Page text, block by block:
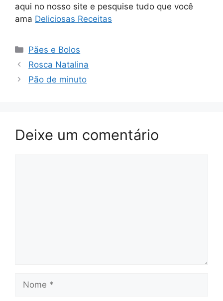
aqui no nosso site e pesquise tudo que você
ama Deliciosas Receitas
Categorias
Pães e Bolos
Rosca Natalina
Pão de minuto
Deixe um comentário
Nome